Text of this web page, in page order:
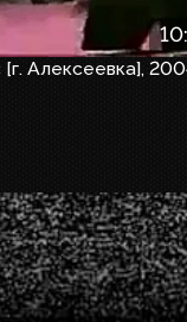
Алексеевка],